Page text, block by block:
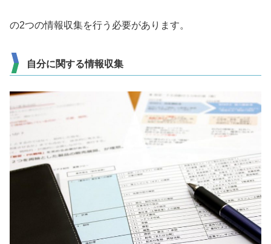
の2つの情報収集を行う必要があります。
自分に関する情報収集